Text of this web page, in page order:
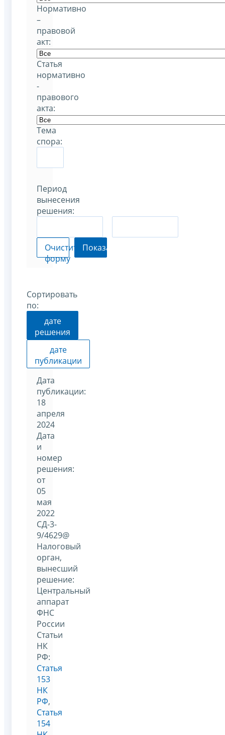
Нормативно
–
правовой
акт:
Статья
нормативно
-
правового
акта:
Тема
спора:
Период
вынесения
решения:
Очистить
форму
Показать
Сортировать
по:
дате
решения
дате
публикации
Дата
публикации:
18
апреля
2024
Дата
и
номер
решения:
от
05
мая
2022
СД-3-
9/4629@
Налоговый
орган,
вынесший
решение:
Центральный
аппарат
ФНС
России
Статьи
НК
РФ:
Статья
153
НК
РФ,
Статья
154